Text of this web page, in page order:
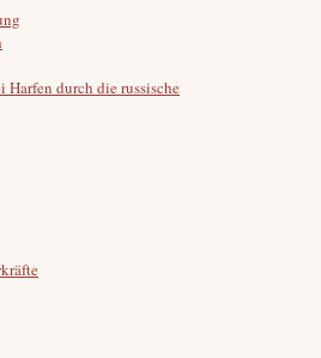
Harfen durch die russische